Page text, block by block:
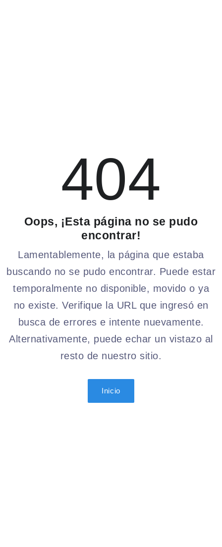
404
Oops, ¡Esta página no se pudo
encontrar!
Lamentablemente, la página que estaba
buscando no se pudo encontrar. Puede estar
temporalmente no disponible, movido o ya
no existe. Verifique la URL que ingresó en
busca de errores e intente nuevamente.
Alternativamente, puede echar un vistazo al
resto de nuestro sitio.
Inicio